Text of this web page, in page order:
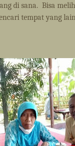
di sana. Bisa
tempat yang